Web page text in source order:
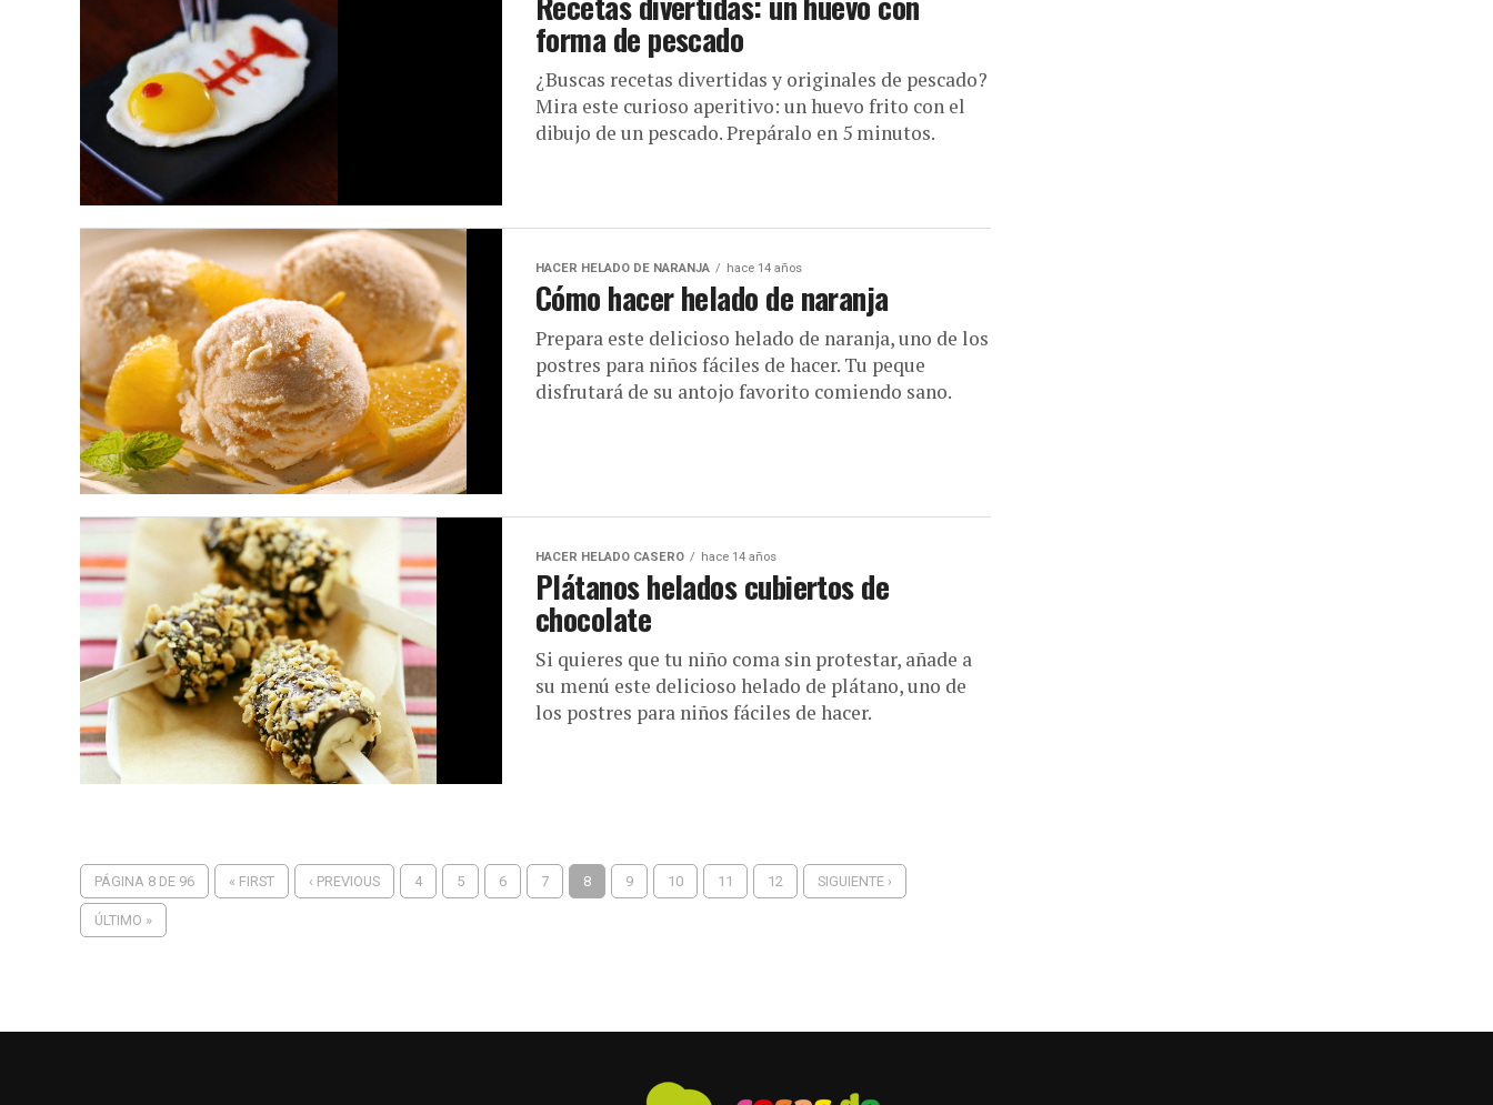
forma de pescado
¿Buscas recetas divertidas y originales de pescado?
Mira este curioso aperitivo: un huevo frito con el
dibujo de un pescado. Prepáralo en 5 minutos.
HACER HELADO DE NARANJA hace 14 años
Cómo hacer helado de naranja
Prepara este delicioso helado de naranja, uno de los
postres para niños fáciles de hacer. Tu peque
disfrutará de su antojo favorito comiendo sano.
HACER HELADO CASERO hace 14 años
Plátanos helados cubiertos de
chocolate
Si quieres que tu niño coma sin protestar, añade a
su menú este delicioso helado de plátano, uno de
los postres para niños fáciles de hacer.
PÁGINA 8 DE 96 « FIRST ‹ PREVIOUS 4 5 6 7 8 9 10 11 12 SIGUIENTE ›
ÚLTIMO »